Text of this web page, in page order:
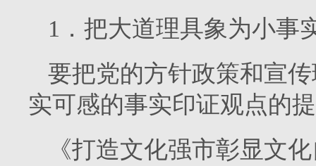
1．把大道理具象为小事
要把党的方针政策和宣
实可感的事实印证观点的
《打造文化强市彰显文